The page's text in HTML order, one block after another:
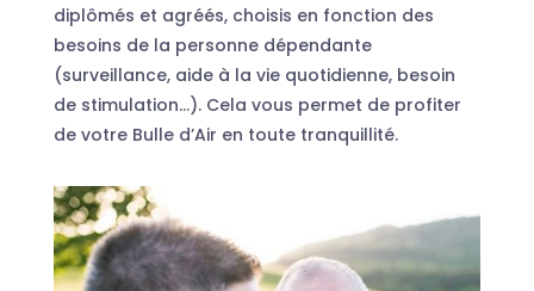
diplômés et agréés, choisis en fonction des
besoins de la personne dépendante
(surveillance, aide à la vie quotidienne, besoin
de stimulation…). Cela vous permet de profiter
de votre Bulle d’Air en toute tranquillité.